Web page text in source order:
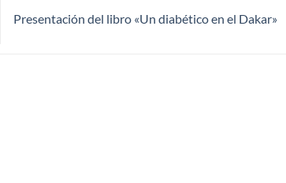
Presentación del libro «Un diabético en el Dakar»